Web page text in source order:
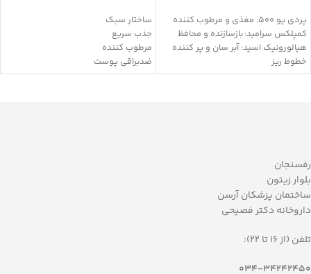
پردی یو 500: مغذی و مرطوب کننده
کمپلکس سرامید: بازسازنده و محافظ
هیالورونیک اسید: آبر سان و پر کننده
خطوط ریز
ویتامین E: آنتی اکسیدان و مرطوب
بیزابولول: ضد التهاب
گلیسیرین: نرم کننده
روغن جوجوبا: رطوبت رسان و رفع خشکی
پوست و آنتی اکسیدان
روغن زیتون: مرطوب کننده و مغذی
محافظ
روغن ارگان: مغذی، آنتی اکسیدان و
ساختار سبک
جذب سریع
مرطوب کننده
ضدبراقی پوست
آبرسانی عمقی
رفسنجان
بلوار زیتون
ساختمان پزشکان آرسن
داروخانه دکتر فصیحی
تلفن (از 16 تا 22):
034-34242450